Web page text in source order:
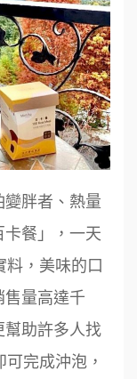
胖者、熱量
餐」，一天
，美味的口
量高達千
助許多人找
完成沖泡，